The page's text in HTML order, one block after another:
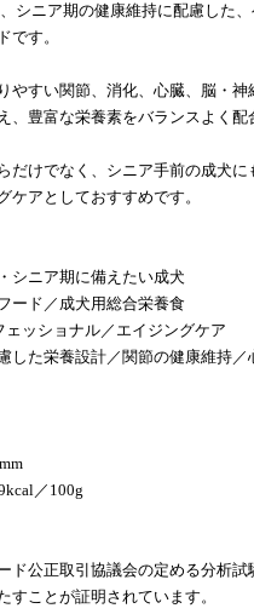
シニア期の健康維持に配慮した
です。
やすい関節、消化、心臓、脳・神
、豊富な栄養素をバランスよく配
だけでなく、シニア手前の成犬に
ケアとしておすすめです。
シニア期に備えたい成犬
ード／成犬用総合栄養食
ェッショナル／エイジングケア
した栄養設計／関節の健康維持／
／100g
ド公正取引協議会の定める分析試
すことが証明されています。